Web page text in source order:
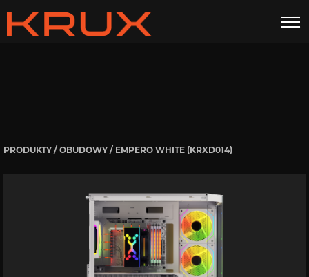
PRODUKTY / OBUDOWY / EMPERO WHITE (KRXD014)